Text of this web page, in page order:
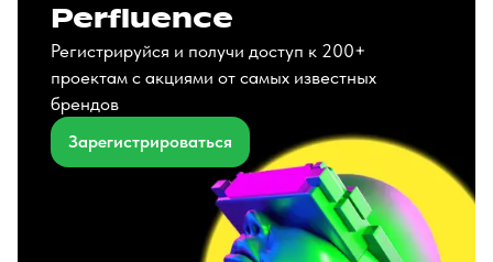
Perfluence
Регистрируйся и получи доступ к 200+
проектам с акциями от самых известных
брендов
Зарегистрироваться